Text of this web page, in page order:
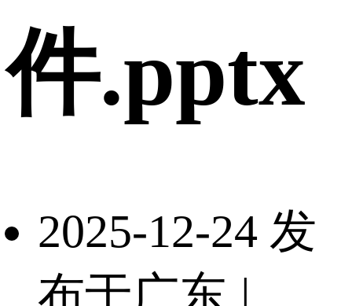
件.pptx
2025-12-24 发
布于广东 |